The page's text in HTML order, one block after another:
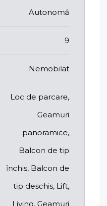
Autonomă
9
Nemobilat
Loc de parcare,
Geamuri
panoramice,
Balcon de tip
închis, Balcon de
tip deschis, Lift,
Living, Geamuri